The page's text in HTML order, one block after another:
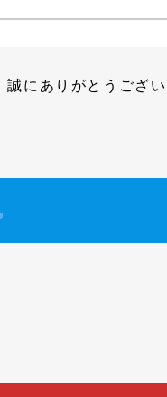
にありがとうござい